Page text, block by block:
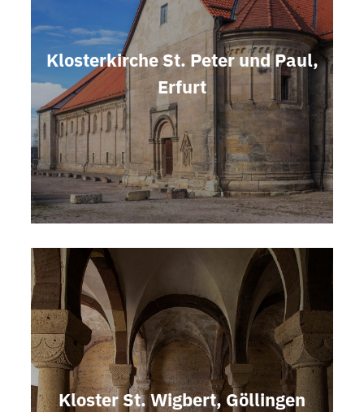
Klosterkirche St. Peter und Paul,
Erfurt
Kloster St. Wigbert, Göllingen